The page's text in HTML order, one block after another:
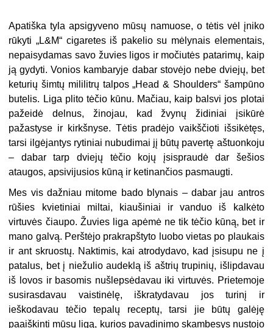
Apatiška tyla apsigyveno mūsų namuose, o tėtis vėl įniko
rūkyti „L&M“ cigaretes iš pakelio su mėlynais elementais,
nepaisydamas savo žuvies ligos ir močiutės patarimų, kaip
ją gydyti. Vonios kambaryje dabar stovėjo nebe dviejų, bet
keturių šimtų mililitrų talpos „Head & Shoulders“ šampūno
butelis. Liga plito tėčio kūnu. Mačiau, kaip balsvi jos plotai
pažeidė delnus, žinojau, kad žvynų židiniai įsikūrė
pažastyse ir kirkšnyse. Tėtis pradėjo vaikščioti išsikėtęs,
tarsi ilgėjantys rytiniai nubudimai jį būtų pavertę aštuonkoju
– dabar tarp dviejų tėčio kojų įsispraudė dar šešios
ataugos, apsivijusios kūną ir ketinančios pasmaugti.
Mes vis dažniau mitome bado blynais – dabar jau antros
rūšies kvietiniai miltai, kiaušiniai ir vanduo iš kalkėto
virtuvės čiaupo. Žuvies liga apėmė ne tik tėčio kūną, bet ir
mano galvą. Perštėjo prakrapštyto luobo vietas po plaukais
ir ant skruostų. Naktimis, kai atrodydavo, kad įsisupu ne į
patalus, bet į niežulio audeklą iš aštrių trupinių, išlipdavau
iš lovos ir basomis nušlepsėdavau iki virtuvės. Prietemoje
susirasdavau vaistinėlę, iškratydavau jos turinį ir
ieškodavau tėčio tepalų receptų, tarsi jie būtų galėję
paaiškinti mūsų ligą, kurios pavadinimo skambesys nustojo